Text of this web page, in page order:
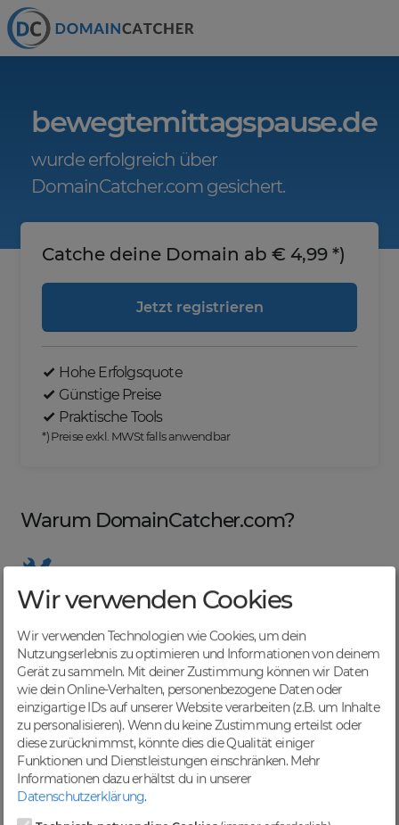
bewegtemittagspause.de
wurde erfolgreich über
DomainCatcher.com gesichert.
Warum DomainCatcher.com?
Nützliche Tools
Von Domainern für Domainer entwickelt, mit
übersichtlichen Listen für effizientes Management
Günstige Preise
Backorders bereits ab € 4,99. Je nach deinem Tier-
Level und zzgl. MwSt falls anwendbar
Catche deine Domain ab € 4,99 *)
Jetzt registrieren
Hohe Erfolgsquote
Günstige Preise
Praktische Tools
*) Preise exkl. MWSt falls anwendbar
Wir verwenden Cookies
Wir verwenden Technologien wie Cookies, um dein
Nutzungserlebnis zu optimieren und Informationen von deinem
Gerät zu sammeln. Mit deiner Zustimmung können wir Daten
wie dein Online-Verhalten, personenbezogene Daten oder
einzigartige IDs auf unserer Website verarbeiten (z.B. um Inhalte
zu personalisieren). Wenn du keine Zustimmung erteilst oder
diese zurücknimmst, könnte dies die Qualität einiger
Funktionen und Dienstleistungen einschränken. Mehr
Informationen dazu erhältst du in unserer
Datenschutzerklärung.